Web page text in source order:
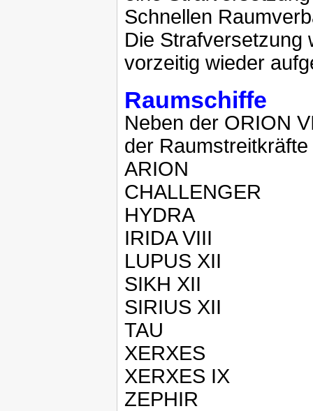
Schnellen
Die Strafversetzung
vorzeitig wieder
Raumschiffe
Neben der ORION
der
ARION
CHALLENGER
HYDRA
IRIDA VIII
LUPUS XII
SIKH XII
SIRIUS XII
TAU
XERXES
XERXES IX
ZEPHIR